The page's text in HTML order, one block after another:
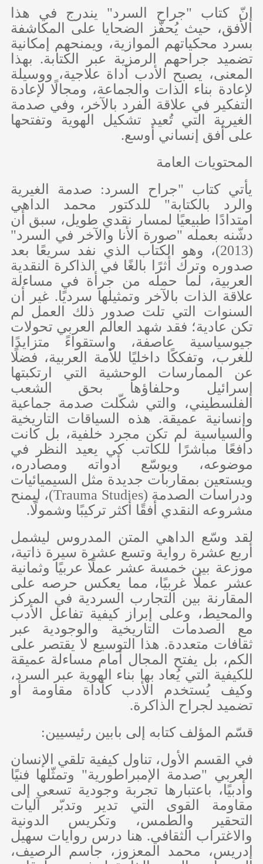
إنّ كتاب "جراح السرد" يندرج في هذا
الأفق، حيث يُحفّز الضحايا على المكاشفة
بسرد محكياتهم الموازية، ويمنحهم إمكانية
تضميد جراحهم الرمزية عبر الكتابة. بهذا
المعنى، يصبح الأدب أداة علاجية، ووسيلة
لإعادة بناء الذات والجماعة، ومجالًا لإعادة
التفكير في علاقة الفرد بالآخر، وفي صدمة
الغيرية التي تُعيد تشكيل الهوية وتفتحها
على أفق إنساني أوسع.
المحتويات العامة
يأتي كتاب "جراح السرد: صدمة الغيرية
والرد بالكتابة" للدكتور محمد الداهي
امتدادًا طبيعيًا لمسار نقدي طويل، سبق أن
دشّنه بعمله "صورة الأنا والآخر في السرد"
(2013)، وهو الكتاب الذي نفد سريعًا بعد
صدوره وترك أثرًا بالغًا في الذاكرة النقدية
العربية، لما حمله من جرأة في مساءلة
علاقة الذات بالآخر وتمثيلها سرديًا. غير أن
السنوات التي تلت صدور ذلك العمل لم
تكن عادية؛ فقد شهد العالم العربي تحولات
جيوسياسية عاصفة، واستقواءً متزايدًا
للغرب، وتفككًا داخليًا للأمة العربية، فضلًا
عن الممارسات الوحشية التي ارتكبتها
إسرائيل وحلفاؤها بحق الشعب
الفلسطيني، والتي شكّلت صدمة جماعية
وإنسانية عميقة. هذه السياقات التاريخية
والسياسية لم تكن مجرد خلفية، بل كانت
دافعًا مباشرًا للكاتب كي يعيد النظر في
موضوعه، ويوسّع أدواته ومصادره،
ويستعين بمقاربات جديدة مثل السيميائيات
ودراسات الصدمة (Trauma Studies)، ليمنح
مشروعه النقدي أفقًا أكثر تركيبًا وشمولًا.
لقد وسّع الداهي المتن المدروس ليشمل
أربع عشرة رواية وتسع عشرة سيرة ذاتية،
موزعة بين خمسة عشر عملًا عربيًا وثمانية
عشر عملًا غربيًا، مما يعكس حرصه على
المقارنة بين التجارب السردية في المركز
والمحيط، وعلى إبراز كيفية تفاعل الأدب
مع الصدمات التاريخية والوجودية عبر
ثقافات متعددة. هذا التوسيع لا يقتصر على
الكم، بل يفتح المجال أمام مساءلة عميقة
للكيفية التي يُعاد بها بناء الهوية عبر السرد،
وكيف يُستخدم الأدب كأداة مقاومة أو
تضميد لجراح الذاكرة.
قسّم المؤلف كتابه إلى بابين رئيسيين:
في القسم الأول، تناول كيفية تلقي الإنسان
العربي "صدمة الإمبراطورية" وتمثّلها فنيًا
وأدبيًا، باعتبارها تجربة وجودية تسعى إلى
مقاومة القوى التي تدير وتدبّر آليات
التحقير والطمس، وتكريس الدونية
والاغتراب الثقافي. هنا درس روايات سهيل
إدريس، محمد المعزوز، جاسم الرصيف،